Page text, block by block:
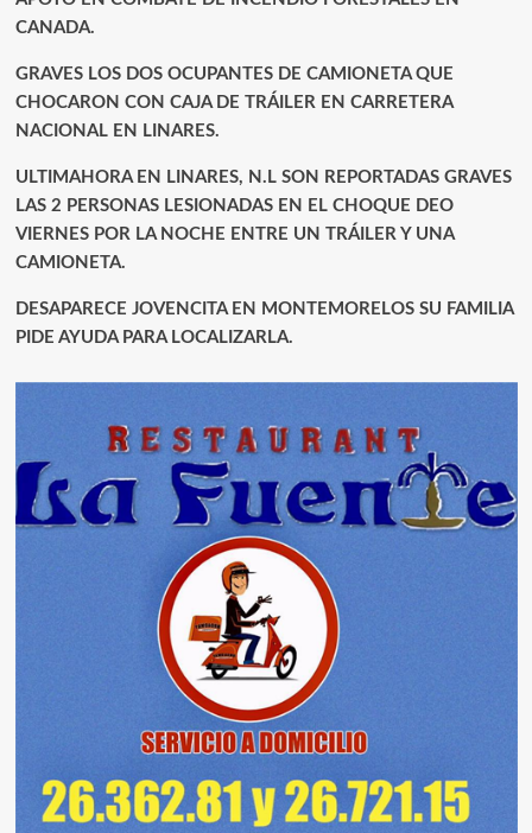
CANADA.
GRAVES LOS DOS OCUPANTES DE CAMIONETA QUE
CHOCARON CON CAJA DE TRÁILER EN CARRETERA
NACIONAL EN LINARES.
ULTIMAHORA EN LINARES, N.L SON REPORTADAS GRAVES
LAS 2 PERSONAS LESIONADAS EN EL CHOQUE DEO
VIERNES POR LA NOCHE ENTRE UN TRÁILER Y UNA
CAMIONETA.
DESAPARECE JOVENCITA EN MONTEMORELOS SU FAMILIA
PIDE AYUDA PARA LOCALIZARLA.